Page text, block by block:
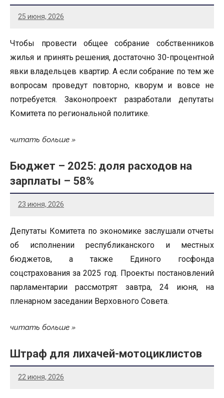
25 июня, 2026
Чтобы провести общее собрание собственников
жилья и принять решения, достаточно 30-процентной
явки владельцев квартир. А если собрание по тем же
вопросам проведут повторно, кворум и вовсе не
потребуется. Законопроект разработали депутаты
Комитета по региональной политике.
читать больше
Бюджет – 2025: доля расходов на
зарплаты – 58%
23 июня, 2026
Депутаты Комитета по экономике заслушали отчеты
об исполнении республиканского и местных
бюджетов, а также Единого госфонда
соцстрахования за 2025 год. Проекты постановлений
парламентарии рассмотрят завтра, 24 июня, на
пленарном заседании Верховного Совета.
читать больше
Штраф для лихачей-мотоциклистов
22 июня, 2026